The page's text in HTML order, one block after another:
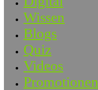
Wissen
Blogs
Quiz
Videos
Promotionen